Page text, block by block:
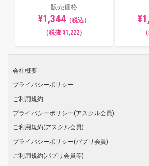
販売価格
¥1,344 （税込）
（税抜 ¥1,222）
会社概要
プライバシーポリシー
ご利用規約
プライバシーポリシー(アスクル会員)
ご利用規約(アスクル会員)
プライバシーポリシー(パプリ会員)
ご利用規約(パプリ会員等)